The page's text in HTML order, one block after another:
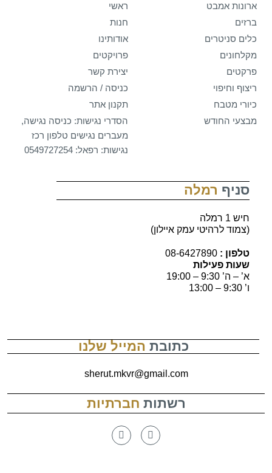
ארונות אמבט
ברזים
כלים סניטרים
מקלחונים
פרקטים
ריצוף וחיפוי
כיורי מטבח
מבצעי החודש
ראשי
חנות
אודותינו
פרויקטים
יצירת קשר
כניסה / הרשמה
תקנון אתר
הסדרי נגישות: כניסה נגישה,
מעברים נגישים טלפון רכז
נגישות: רפאל: 0549727254
סניף רמלה
חיש 1 רמלה
(צמוד לרהיטי עמק איילון)
טלפון :08-6427890
שעות פעילות
א’ – ה’ 9:30 – 19:00
ו’ 9:30 – 13:00
כתובת המייל שלנו
sherut.mkvr@gmail.com
רשתות חברתיות